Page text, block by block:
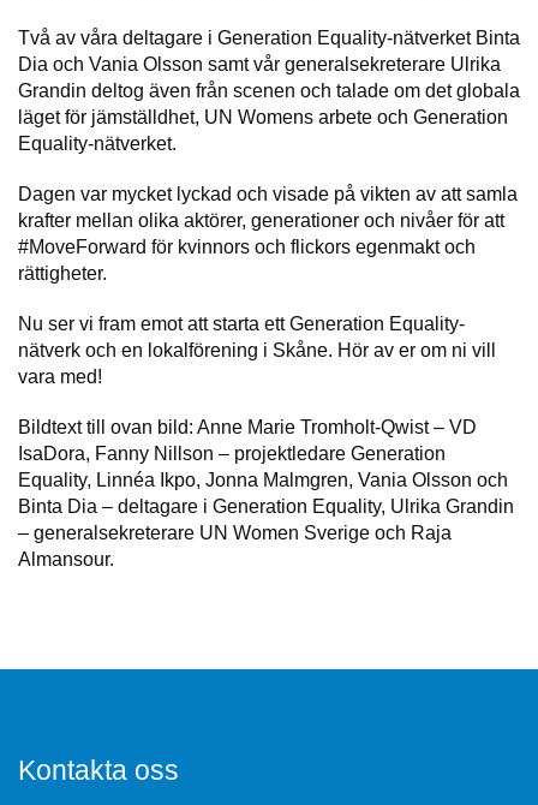
Två av våra deltagare i Generation Equality-nätverket Binta
Dia och Vania Olsson samt vår generalsekreterare Ulrika
Grandin deltog även från scenen och talade om det globala
läget för jämställdhet, UN Womens arbete och Generation
Equality-nätverket.
Dagen var mycket lyckad och visade på vikten av att samla
krafter mellan olika aktörer, generationer och nivåer för att
#MoveForward för kvinnors och flickors egenmakt och
rättigheter.
Nu ser vi fram emot att starta ett Generation Equality-
nätverk och en lokalförening i Skåne. Hör av er om ni vill
vara med!
Bildtext till ovan bild: Anne Marie Tromholt-Qwist – VD
IsaDora, Fanny Nillson – projektledare Generation
Equality, Linnéa Ikpo, Jonna Malmgren, Vania Olsson och
Binta Dia – deltagare i Generation Equality, Ulrika Grandin
– generalsekreterare UN Women Sverige och Raja
Almansour.
Kontakta oss